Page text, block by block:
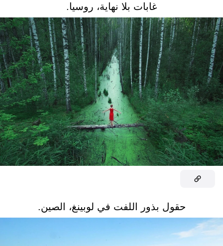
غابات بلا نهاية، روسيا.
حقول بذور اللفت في لوبينغ، الصين.